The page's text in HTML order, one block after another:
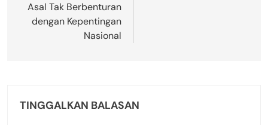
Asal Tak Berbenturan
dengan Kepentingan
Nasional
TINGGALKAN BALASAN